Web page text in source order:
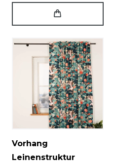
Vorhang
Leinenstruktur